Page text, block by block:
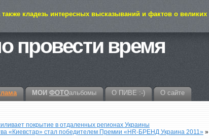
кладезь интересных высказываний и фактов о великих
провести время
МОИ ФОТОальбомы О ПИВЕ :-) О сайте
покрытие в отдаленных регионах Украины
«Киевстар» стал победителем Премии «HR-БРЕНД Украина 2011»»